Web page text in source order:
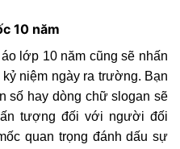
10 năm
lớp 10 năm cũng sẽ nhấn
niệm ngày ra trường. Bạn
số hay dòng chữ slogan sẽ
tượng đối với người đối
quan trọng đánh dấu sự